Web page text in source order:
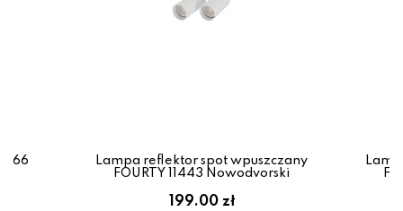
Lampa reflektor spot wpuszczany
FOURTY 11443 Nowodvorski
199.00 zł